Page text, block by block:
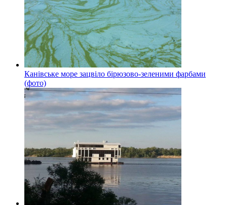
Канівське море зацвіло бірюзово-зеленими фарбами
(фото)